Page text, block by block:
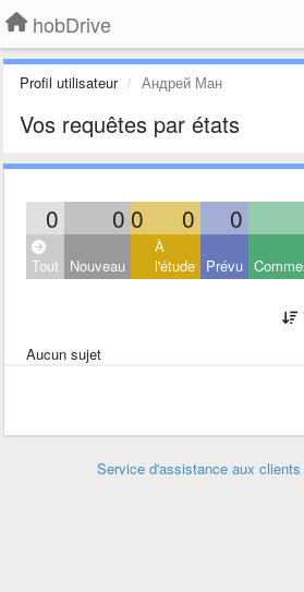
hobDrive
Profil utilisateur Андрей Ман
Vos requêtes par états
0 0 0 0 0
Tout Nouveau
À
l'étude Prévu
Aucun sujet
Service d'assistance aux clients